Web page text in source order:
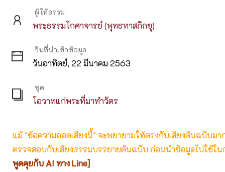
ผู้ให้ธรรม
พระธรรมโกศาจารย์ (พุทธทาสภิกขุ)
วันที่นำเข้าข้อมูล
วันอาทิตย์, 22 มีนาคม 2563
ชุด
โอวาทแก่พระที่มาทำวัตร
แม้ "ข้อความถอดเสียงนี้" จะพยายามให้ตรงกับเสียงต้นฉบับม
ตรวจสอบกับเสียงธรรมบรรยายต้นฉบับ ก่อนนำข้อมูลไปใช้ใน
พูดคุยกับ AI ทาง Line]